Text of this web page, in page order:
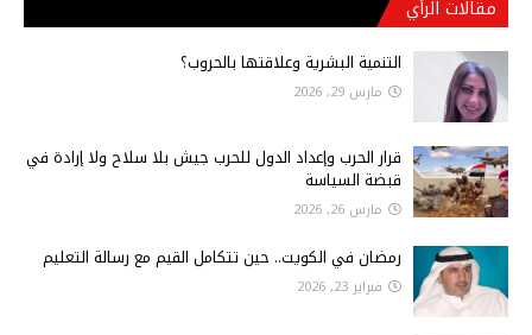
مقالات الرأي
التنمية البشرية وعلاقتها بالحروب؟
مارس 29, 2026
قرار الحرب وإعداد الدول للحرب جيش بلا سلاح ولا إرادة في
قبضة السياسة
مارس 26, 2026
رمضان في الكويت.. حين تتكامل القيم مع رسالة التعليم
فبراير 23, 2026